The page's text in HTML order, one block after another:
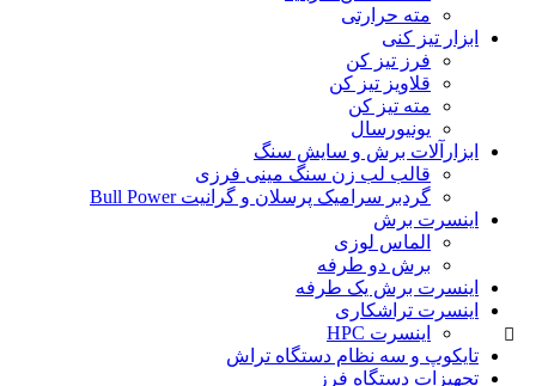
مته حرارتی
ابزار تیز کنی
فرز تیز کن
قلاویز تیز کن
مته تیز کن
یونیورسال
ابزارآلات برش و سایش سنگ
قالب لب زن سنگ مینی فرزی
گردبر سرامیک پرسلان و گرانیت Bull Power
اینسرت برش
الماس لوزی
برش دو طرفه
اینسرت برش یک طرفه
اینسرت تراشکاری
اینسرت HPC
تایکوپ و سه نظام دستگاه تراش
تجهیزات دستگاه فرز